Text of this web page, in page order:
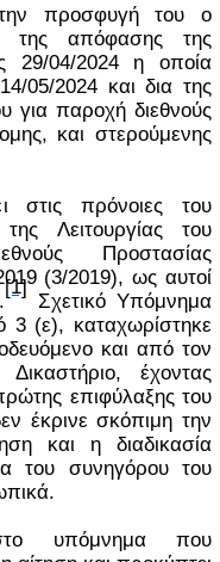
προσφυγή του ο
της απόφασης της
29/04/2024 η οποία
05/2024 και δια της
για παροχή διεθνούς
και στερούμενης
στις πρόνοιες του
Λειτουργίας του
Προστασίας
(3/2019), ως αυτοί
[1]
Σχετικό Υπόμνημα
3 (ε), καταχωρίστηκε
και από τον
έχοντας
επιφύλαξης του
έκρινε σκόπιμη την
και η διαδικασία
του συνηγόρου του
υπόμνημα που